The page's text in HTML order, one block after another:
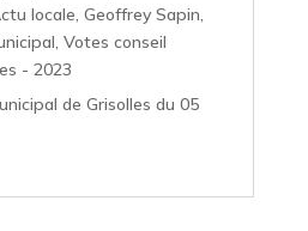
locale, Geoffrey Sapin,
, Votes conseil
- 2023
de Grisolles du 05